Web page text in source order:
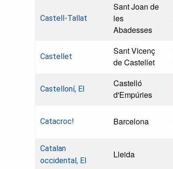
Castell-Tallat
Sant Joan de
les
Abadesses
Castellet
Sant Vicenç
de Castellet
Castelloní, El
Castelló
d'Empúries
Catacroc! Barcelona
Catalan
occidental, El
Lleida